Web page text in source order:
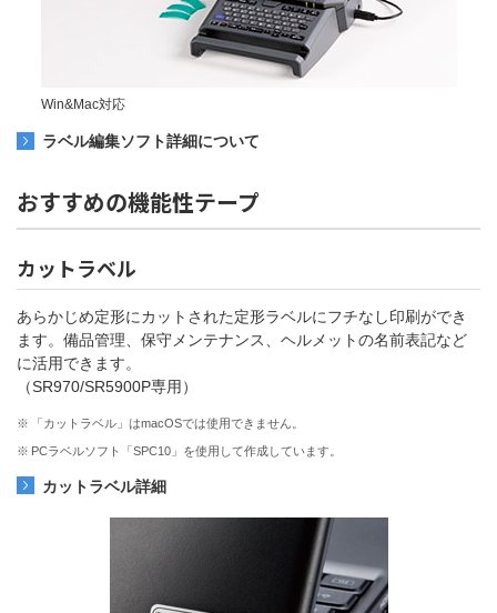
Win&Mac対応
ラベル編集ソフト詳細について
おすすめの機能性テープ
カットラベル
あらかじめ定形にカットされた定形ラベルにフチなし印刷ができ
ます。備品管理、保守メンテナンス、ヘルメットの名前表記など
に活用できます。
（SR970/SR5900P専用）
※ 「カットラベル」はmacOSでは使用できません。
※ PCラベルソフト「SPC10」を使用して作成しています。
カットラベル詳細